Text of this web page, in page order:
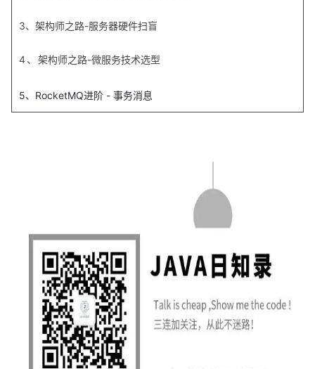
3、架构师之路-服务器硬件扫盲
4、 架构师之路-微服务技术选型
5、 RocketMQ进阶 - 事务消息